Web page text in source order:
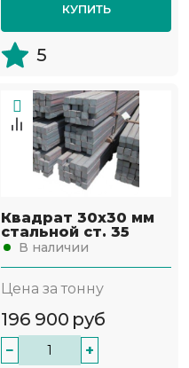
КУПИТЬ
5
Квадрат 30х30 мм
стальной ст. 35
В наличии
Цена за тонну
196 900 руб
− +